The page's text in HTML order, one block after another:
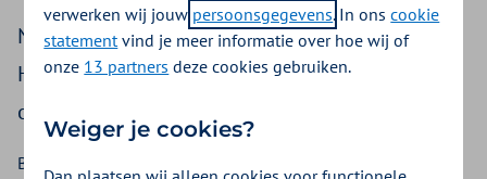
Natuurlijk willen we graag dat u tevreden bent.
Heeft u toch een klacht? Stuur deze dan via dit
online formulier naar ons toe.
Bent u bij ons verzekerd? Gebruik dan het
verwerken wij jouw persoonsgegevens. In onscookie
statementvind je meer informatie over hoe wij of
onze 13 partners deze cookies gebruiken.
Weiger je cookies?